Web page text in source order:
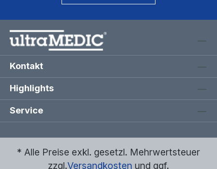
Kontakt
Highlights
Service
* Alle Preise exkl. gesetzl. Mehrwertsteuer
zzgl.Versandkosten und ggf.